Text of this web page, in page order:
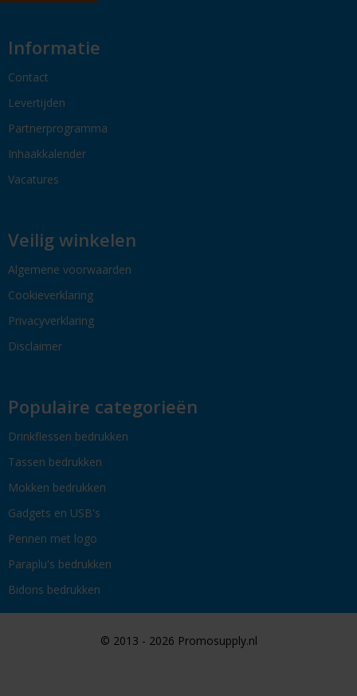
Informatie
Contact
Levertijden
Partnerprogramma
Inhaakkalender
Vacatures
Veilig winkelen
Algemene voorwaarden
Cookieverklaring
Privacyverklaring
Disclaimer
Populaire categorieën
Drinkflessen bedrukken
Tassen bedrukken
Mokken bedrukken
Gadgets en USB's
Pennen met logo
Paraplu's bedrukken
Bidons bedrukken
© 2013 - 2026 Promosupply.nl